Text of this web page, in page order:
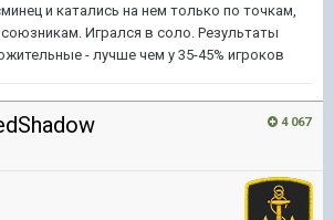
и катались на нем только по точкам,
Игрался в соло. Результаты
- лучше чем у 35-45% игроков
4 067